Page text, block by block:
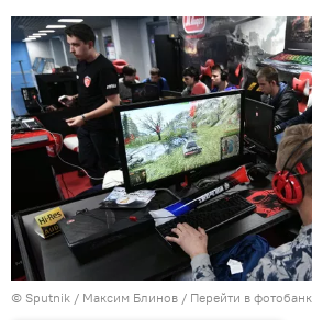
© Sputnik / Максим Блинов / Перейти в фотобанк